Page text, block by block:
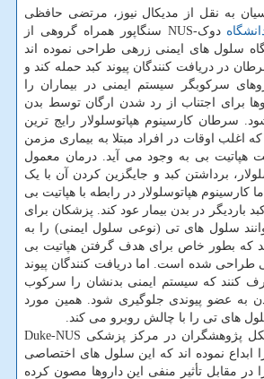
به نقل از مدیکال نیوز، مرتضی حافظی
دوک-NUS سنگاپور همراه گروهی از
سلول های ایمنی زرهی طراحی نموده اند
در دریافت کنندگان پیوند کبد حمله کند و
سرکوبگر سیستم ایمنی در بیماران را
برای اجتناب از رد شدن ارگان توسط بدن
سرطان کارسینوم هپاتوسلولار رایج ترین
اغلب اوقات در افراد مبتلا به بیماری مزمن
هپاتیت بی به وجود می آید. درمان معمول
برداشتن کبد و جایگزین کردن آن با یک
هپاتوسلولار در رابطه با هپاتیت بی
باردیگر در بدن بیمار عود کند. پزشکان برای
سلول های تی (نوعی سلول ایمنی) را به
که بطور خاص برای هدف گرفتن هپاتیت بی
شده است. اما دریافت کنندگان پیوند
کنند که سیستم ایمنی بدنشان را سرکوب
به عضو پیوندی جلوگیری شود. همین مورد
های تی را با چالش روبرو می کند.
برای غلبه بر این مشکل پژوهشگران در مرکز پزشکی Duke-NUS
ابداع نموده اند که این سلول های اختصاصی
مقابل تأثیر منفی این داروها مصون کرده